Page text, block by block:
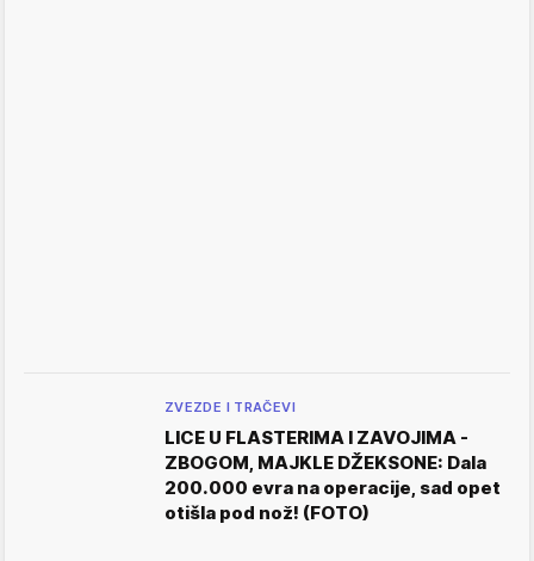
ZVEZDE I TRAČEVI
LICE U FLASTERIMA I ZAVOJIMA -
ZBOGOM, MAJKLE DŽEKSONE: Dala
200.000 evra na operacije, sad opet
otišla pod nož! (FOTO)